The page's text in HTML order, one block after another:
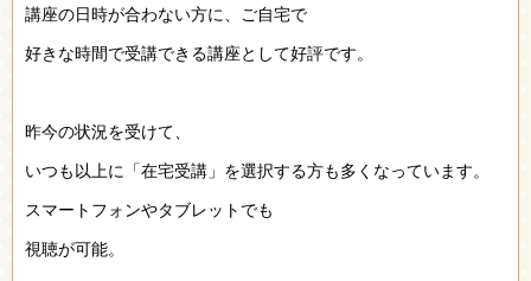
講座の日時が合わない方に、ご自宅で
好きな時間で受講できる講座として好評です。
昨今の状況を受けて、
いつも以上に「在宅受講」を選択する方も多くなっています。
スマートフォンやタブレットでも
視聴が可能。